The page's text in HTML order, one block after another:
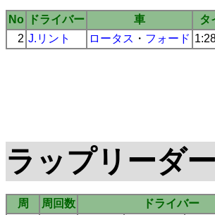
No ドライバー 車 タ
2 J.リント ロータス ・ フォード
ラップリーダー
周 周回数
ドライバー